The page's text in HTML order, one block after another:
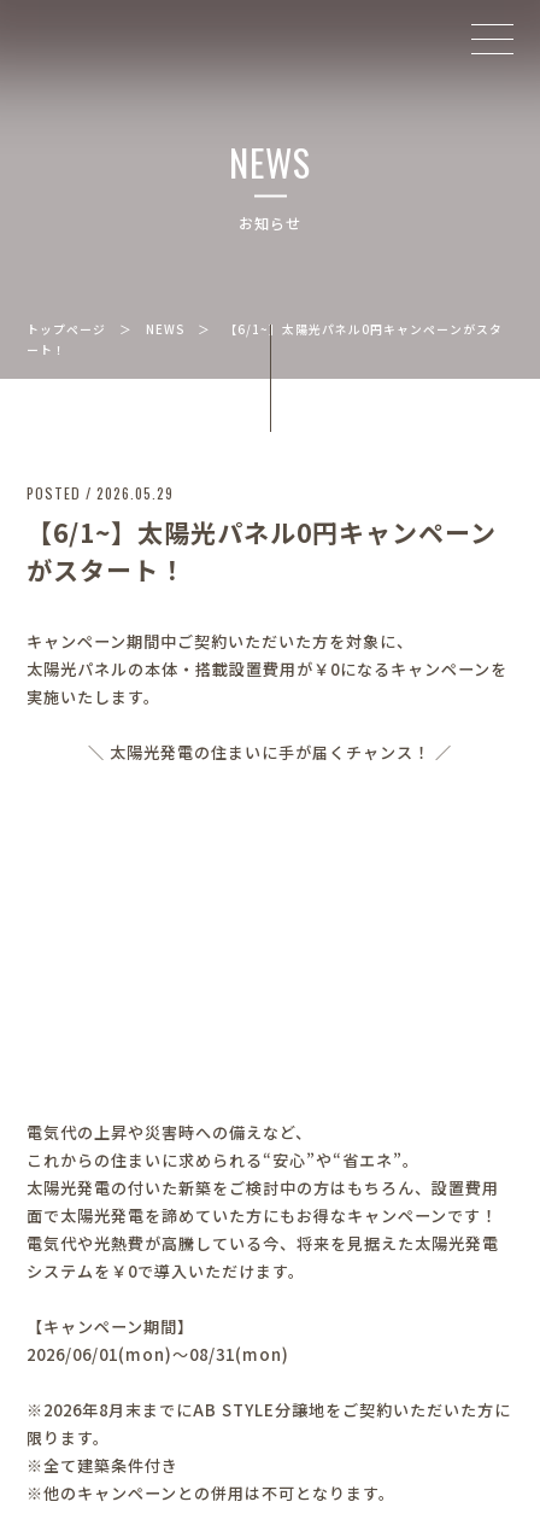
NEWS
お知らせ
トップページ ＞ NEWS ＞
【6/1~】太陽光パネル0円キャンペーンがスタ
ート！
POSTED / 2026.05.29
【6/1~】太陽光パネル0円キャンペーン
がスタート！
キャンペーン期間中ご契約いただいた方を対象に、
太陽光パネルの本体・搭載設置費用が￥0になるキャンペーンを
実施いたします。
＼ 太陽光発電の住まいに手が届くチャンス！ ／
電気代の上昇や災害時への備えなど、
これからの住まいに求められる“安心”や“省エネ”。
太陽光発電の付いた新築をご検討中の方はもちろん、設置費用
面で太陽光発電を諦めていた方にもお得なキャンペーンです！
電気代や光熱費が高騰している今、将来を見据えた太陽光発電
システムを￥0で導入いただけます。
【キャンペーン期間】
2026/06/01(mon)～08/31(mon)
※2026年8月末までにAB STYLE分譲地をご契約いただいた方に
限ります。
※全て建築条件付き
※他のキャンペーンとの併用は不可となります。